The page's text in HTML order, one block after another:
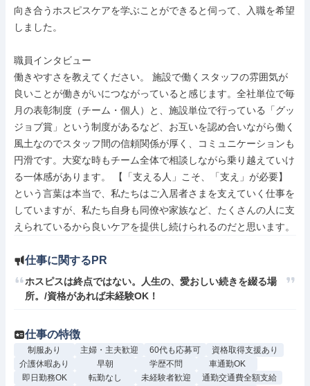
向き合うホスピスケアを学ぶことができると伺って、入職を希望
しました。
職員インタビュー
働きやすさを教えてください。 施設で働くスタッフの雰囲気が
良いことが働きがいにつながっていると感じます。全社単位で毎
月の表彰制度（チーム・個人）と、施設単位で行っている「グッ
ジョブ賞」という制度があるなど、お互いを認め合いながら働く
風土なのでスタッフ間の信頼関係が厚く、コミュニケーションも
円滑です。大変な時もチーム全体で相談しながら乗り越えていけ
る一体感があります。 【「支える人」こそ、「支え」が必要】
という言葉は本当で、私たちはご入居者さまを支えていく仕事を
していますが、私たち自身も同僚や家族など、たくさんの人に支
えられているから良いケアを提供し続けられるのだと思います。
仕事に関するPR
ホスピスは終点ではない。人生の、愛おしい続きを綴る場
所。/資格があれば未経験OK！
仕事の特徴
制服あり 主婦・主夫歓迎 60代も応募可
資格取得支援あり
介護休暇あり
早朝 学歴不問
車通勤OK
即日勤務OK
転勤なし 未経験者歓迎
通勤交通費全額支給